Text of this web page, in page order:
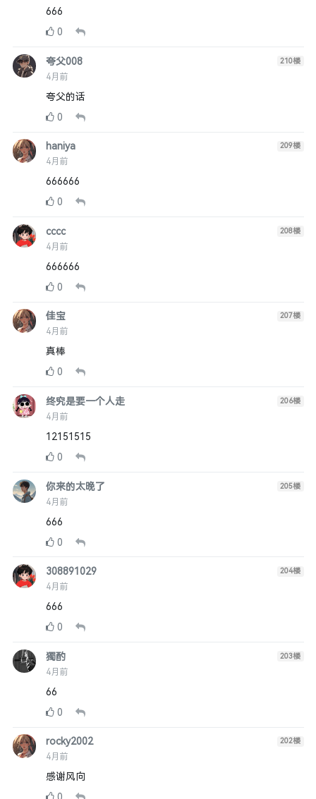
666
0
夸父008
4月前
210楼
夸父的话
0
haniya
4月前
209楼
666666
0
cccc
4月前
208楼
666666
0
佳宝
4月前
207楼
真棒
0
终究是要一个人走
4月前
206楼
12151515
0
你来的太晚了
4月前
205楼
666
0
308891029
4月前
204楼
666
0
獨酌
4月前
203楼
66
0
rocky2002
4月前
202楼
感谢风向